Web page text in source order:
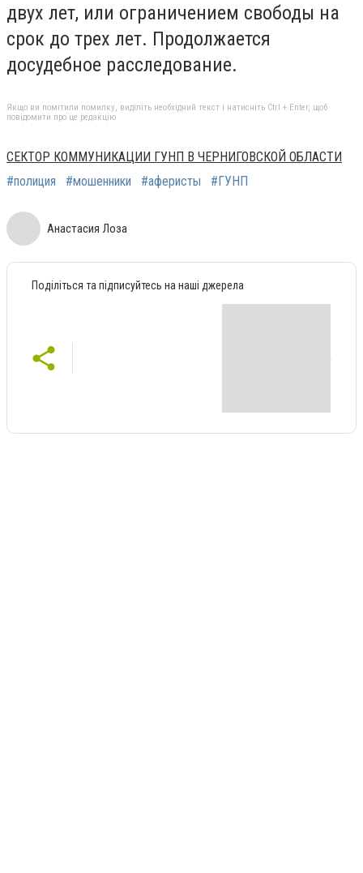
двух лет, или ограничением свободы на
срок до трех лет. Продолжается
досудебное расследование.
Якщо ви помітили помилку, виділіть необхідний текст і натисніть Ctrl + Enter, щоб
повідомити про це редакцію
СЕКТОР КОММУНИКАЦИИ ГУНП В ЧЕРНИГОВСКОЙ ОБЛАСТИ
#полиция
#мошенники #аферисты #ГУНП
Анастасия Лоза
Поділіться та підписуйтесь на наші джерела